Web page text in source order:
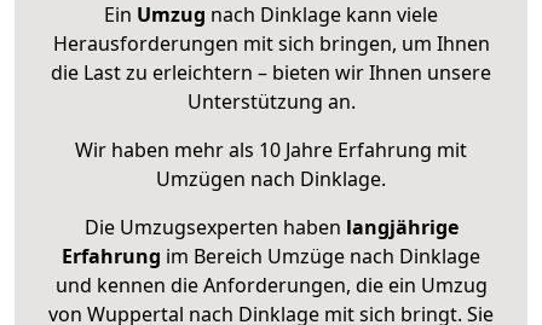
Ein Umzug nach Dinklage kann viele
Herausforderungen mit sich bringen, um Ihnen
die Last zu erleichtern – bieten wir Ihnen unsere
Unterstützung an.
Wir haben mehr als 10 Jahre Erfahrung mit
Umzügen nach Dinklage.
Die Umzugsexperten haben langjährige
Erfahrung im Bereich Umzüge nach Dinklage
und kennen die Anforderungen, die ein Umzug
von Wuppertal nach Dinklage mit sich bringt. Sie